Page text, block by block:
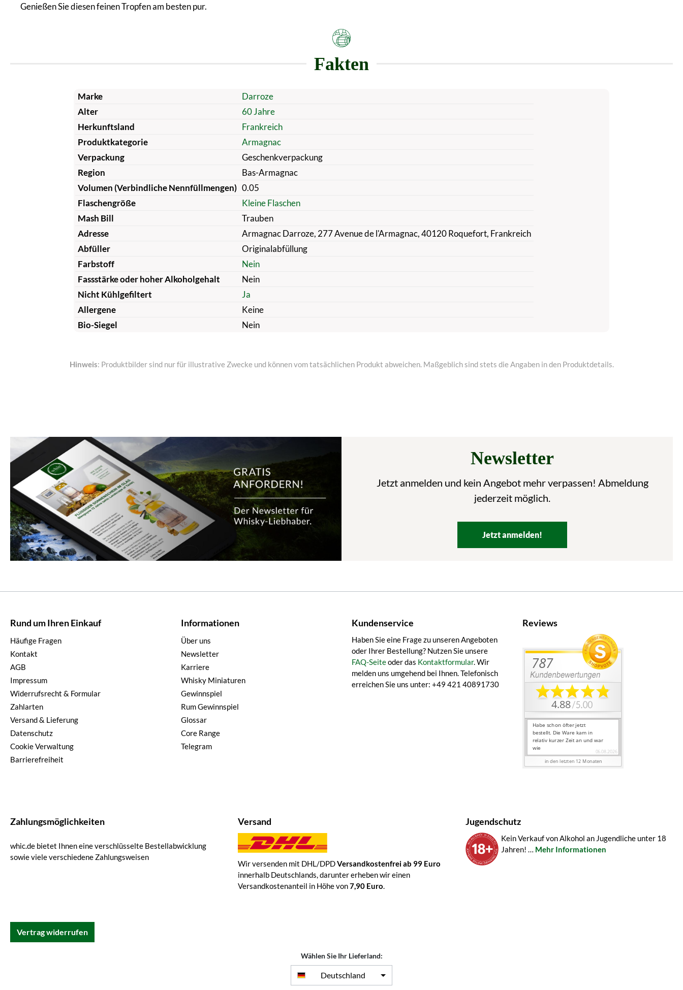
Genießen Sie diesen feinen Tropfen am besten pur.
Fakten
Marke
Darroze
Alter
60 Jahre
Herkunftsland
Frankreich
Produktkategorie
Armagnac
Verpackung
Geschenkverpackung
Region
Bas-Armagnac
Volumen (Verbindliche Nennfüllmengen) 0.05
Flaschengröße
Kleine Flaschen
Mash Bill
Trauben
Adresse
Armagnac Darroze, 277 Avenue de l'Armagnac, 40120 Roquefort, Frankreich
Abfüller
Originalabfüllung
Farbstoff
Nein
Fassstärke oder hoher Alkoholgehalt
Nein
Nicht Kühlgefiltert
Ja
Allergene
Keine
Bio-Siegel
Nein
Hinweis: Produktbilder sind nur für illustrative Zwecke und können vom tatsächlichen Produkt abweichen. Maßgeblich sind stets die Angaben in den Produktdetails.
Newsletter
Jetzt anmelden und kein Angebot mehr verpassen! Abmeldung
jederzeit möglich.
Jetzt anmelden!
Rund um Ihren Einkauf
Häufige Fragen
Kontakt
AGB
Impressum
Widerrufsrecht & Formular
Zahlarten
Versand & Lieferung
Datenschutz
Cookie Verwaltung
Barrierefreiheit
Informationen
Über uns
Newsletter
Karriere
Whisky Miniaturen
Gewinnspiel
Rum Gewinnspiel
Glossar
Core Range
Telegram
Kundenservice
Haben Sie eine Frage zu unseren Angeboten
oder Ihrer Bestellung? Nutzen Sie unsere
FAQ-Seiteoder das Kontaktformular. Wir
melden uns umgehend bei Ihnen. Telefonisch
erreichen Sie uns unter: +49 421 40891730
Reviews
Zahlungsmöglichkeiten
whic.de bietet Ihnen eine verschlüsselte Bestellabwicklung
sowie viele verschiedene Zahlungsweisen
Versand
Wir versenden mit DHL/DPDVersandkostenfrei ab 99 Euro
innerhalb Deutschlands, darunter erheben wir einen
Versandkostenanteil in Höhe von7,90 Euro.
Jugendschutz
Kein Verkauf von Alkohol an Jugendliche unter 18
Jahren! … Mehr Informationen
Vertrag widerrufen
Wählen Sie Ihr Lieferland:
Deutschland